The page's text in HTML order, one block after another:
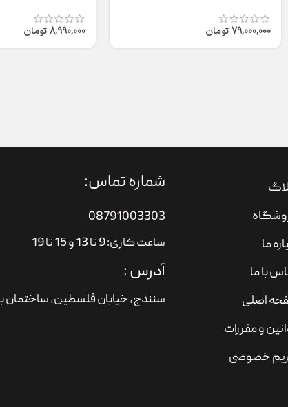
79,000,000تومان 8,990,000 تومان
ما
با ما
اصلی
و مقررات
خصوصی
شماره تماس:
08791003303
ساعت کاری: 9 تا 13 و 15 تا 19
آدرس :
سنندج، خیابان فلسطین،‌ ساختمان